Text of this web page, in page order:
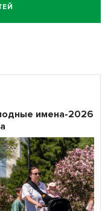
имена-2026